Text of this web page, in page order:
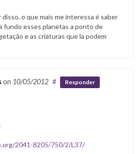
o que mais me interessa é saber
fundo esses planetas a ponto de
e as criaturas que la podem
on 10/05/2012 # Responder
2041-8205/750/2/L37/